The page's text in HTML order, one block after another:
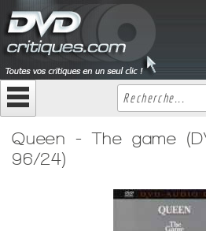
Queen - The game
96/24)